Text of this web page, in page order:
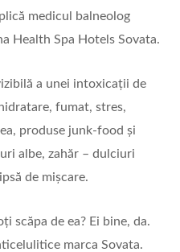
medicul balneolog
Health Spa Hotels Sovata.
a unei intoxicații de
fumat, stres,
produse junk-food și
albe, zahăr – dulciuri
de mișcare.
scăpa de ea? Ei bine, da.
marca Sovata.